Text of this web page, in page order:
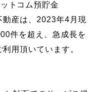
トコム預貯金
産は、2023年4月現
件を超え、急成長を
用頂いています。